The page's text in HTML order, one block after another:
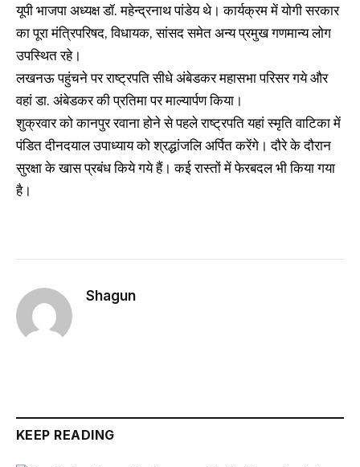
यूपी भाजपा अध्यक्ष डॉ. महेन्द्रनाथ पांडेय थे। कार्यक्रम में योगी सरकार
का पूरा मंत्रिपरिषद, विधायक, सांसद समेत अन्य प्रमुख गणमान्य लोग
उपस्थित रहे।
लखनऊ पहुंचने पर राष्ट्रपति सीधे अंबेडकर महासभा परिसर गये और
वहां डा. अंबेडकर की प्रतिमा पर माल्यार्पण किया।
शुक्रवार को कानपुर रवाना होने से पहले राष्ट्रपति यहां स्मृति वाटिका में
पंडित दीनदयाल उपाध्याय को श्रद्धांजलि अर्पित करेंगे। दौरे के दौरान
सुरक्षा के खास प्रबंध किये गये हैं। कई रास्तों में फेरबदल भी किया गया
है।
Shagun
KEEP READING